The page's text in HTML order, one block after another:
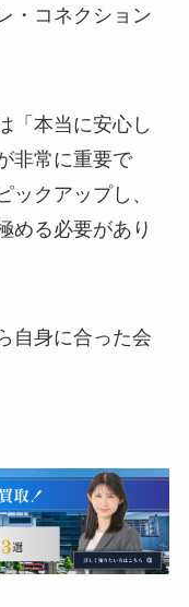
・コネクション
「本当に安心し
非常に重要で
ックアップし、
める必要があり
自身に合った会